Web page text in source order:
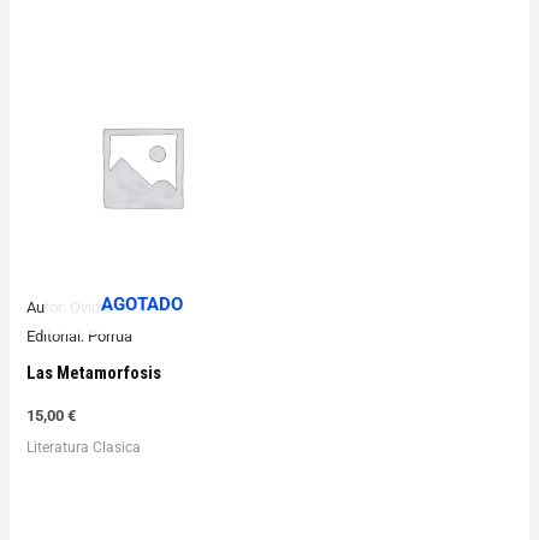
AGOTADO
Autor: Ovidio
Editorial: Porrua
Las Metamorfosis
15,00€
Literatura Clasica